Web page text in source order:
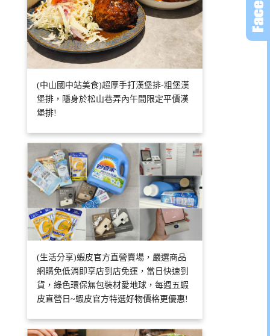
(中山國中站美食)超厚手打漢堡排-粗堡漢
堡排，隱身於松山巷弄內午間限定平價漢
堡排!
(生活分享)蝦皮官方直營賣場，嚴選商品
網購免低消即享店到店免運，當日快速到
貨，綠色環保無包裝材愛地球，每週五蝦
皮直營日~蝦皮官方特選好物價格更優惠!